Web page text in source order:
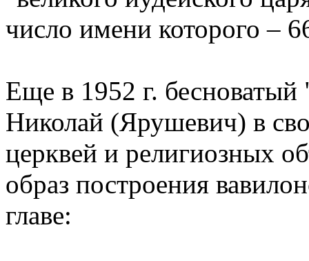
число имени которого –
Еще в 1952 г.
Николай (Ярушевич) в
церквей и религиозных
образ построения
главе: